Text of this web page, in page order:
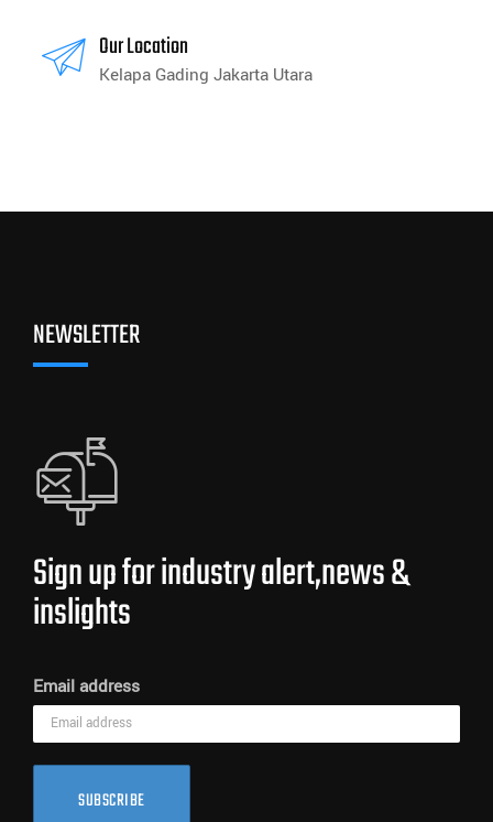
Our Location
Kelapa Gading Jakarta Utara
NEWSLETTER
Sign up for industry alert,news &
inslights
Email address
SUBSCRIBE